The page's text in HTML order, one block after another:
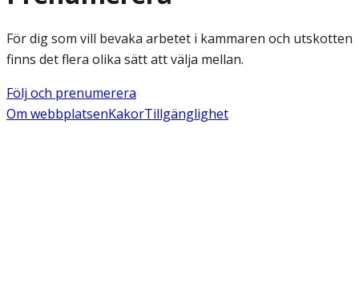
För dig som vill bevaka arbetet i kammaren och utskotten
finns det flera olika sätt att välja mellan.
Följ och prenumerera
Om webbplatsenKakorTillgänglighet